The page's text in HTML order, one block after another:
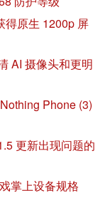
得原生 1200p 屏
AI 摄像头和更明
Phone (3)
更新出现问题的
掌上设备规格